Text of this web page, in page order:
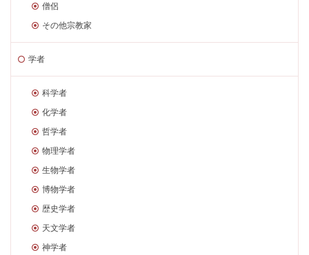
僧侶
その他宗教家
学者
科学者
化学者
哲学者
物理学者
生物学者
博物学者
歴史学者
天文学者
神学者